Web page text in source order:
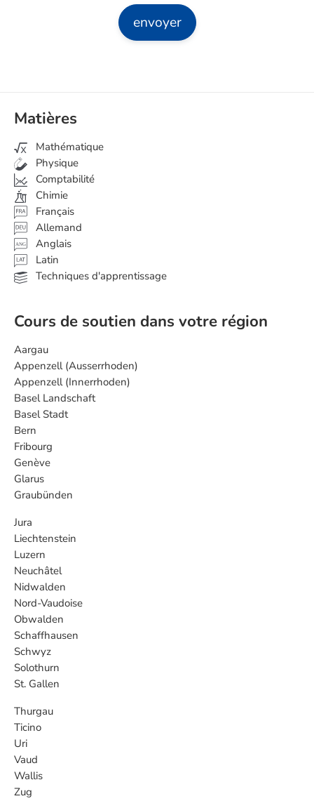
Matières
Mathématique
Physique
Comptabilité
Chimie
Français
Allemand
ANG
Anglais
Latin
Techniques d'apprentissage
Cours de soutien dans votre région
Aargau
Appenzell (Ausserrhoden)
Appenzell (Innerrhoden)
Basel Landschaft
Basel Stadt
Bern
Fribourg
Genève
Glarus
Graubünden
Jura
Liechtenstein
Luzern
Neuchâtel
Nidwalden
Nord-Vaudoise
Obwalden
Schaffhausen
Schwyz
Solothurn
St. Gallen
Thurgau
Ticino
Uri
Vaud
Wallis
Zug